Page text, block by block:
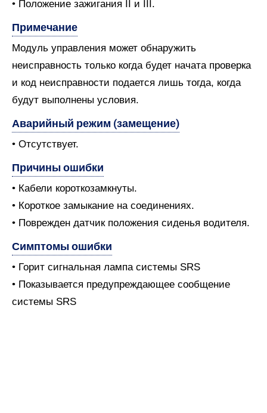
• Положение зажигания II и III.
Примечание
Модуль управления может обнаружить
неисправность только когда будет начата проверка
и код неисправности подается лишь тогда, когда
будут выполнены условия.
Аварийный режим (замещение)
• Отсутствует.
Причины ошибки
• Кабели короткозамкнуты.
• Короткое замыкание на соединениях.
• Поврежден датчик положения сиденья водителя.
Симптомы ошибки
• Горит сигнальная лампа системы SRS
• Показывается предупреждающее сообщение
системы SRS